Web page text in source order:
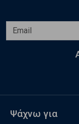
Ψάχνω για